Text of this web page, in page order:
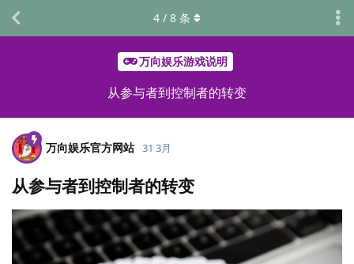
万向娱乐游戏说明
从参与者到控制者的转变
4 / 8 条
万向娱乐官方网站 31 3月
从参与者到控制者的转变